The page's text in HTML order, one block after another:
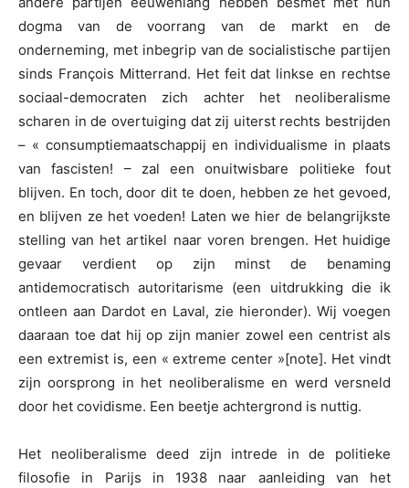
dogma van de voorrang van de markt en de
onderneming, met inbegrip van de socialistische partijen
sinds François Mitterrand. Het feit dat linkse en rechtse
sociaal-democraten zich achter het neoliberalisme
scharen in de overtuiging dat zij uiterst rechts bestrijden
– « consumptiemaatschappij en individualisme in plaats
van fascisten! – zal een onuitwisbare politieke fout
blijven. En toch, door dit te doen, hebben ze het gevoed,
en blijven ze het voeden! Laten we hier de belangrijkste
stelling van het artikel naar voren brengen. Het huidige
gevaar verdient op zijn minst de benaming
antidemocratisch autoritarisme (een uitdrukking die ik
ontleen aan Dardot en Laval, zie hieronder). Wij voegen
daaraan toe dat hij op zijn manier zowel een centrist als
een extremist is, een « extreme center »[note]. Het vindt
zijn oorsprong in het neoliberalisme en werd versneld
door het covidisme. Een beetje achtergrond is nuttig.
Het neoliberalisme deed zijn intrede in de politieke
filosofie in Parijs in 1938 naar aanleiding van het